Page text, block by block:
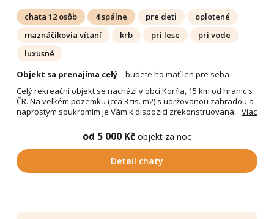
chata 12 osôb 4 spálne pre deti
oplotené
maznáčikovia vítaní
krb pri lese
pri vode
luxusné
Objekt sa prenajíma celý– budete ho mať len pre seba
Celý rekreační objekt se nachází v obci Korňa, 15 km od hranic s
ČR. Na velkém pozemku (cca 3 tis. m2) s udržovanou zahradou a
naprostým soukromím je Vám k dispozici zrekonstruovaná... Viac
od 5 000 Kč objekt za noc
Detail chaty